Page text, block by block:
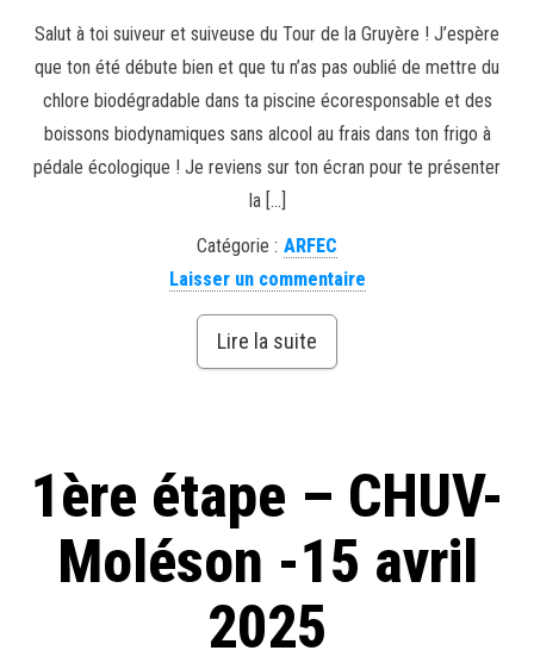
Salut à toi suiveur et suiveuse du Tour de la Gruyère ! J’espère
que ton été débute bien et que tu n’as pas oublié de mettre du
chlore biodégradable dans ta piscine écoresponsable et des
boissons biodynamiques sans alcool au frais dans ton frigo à
pédale écologique ! Je reviens sur ton écran pour te présenter
la […]
Catégorie : ARFEC
Laisser un commentaire
Lire la suite
1ère étape – CHUV-
Moléson -15 avril
2025